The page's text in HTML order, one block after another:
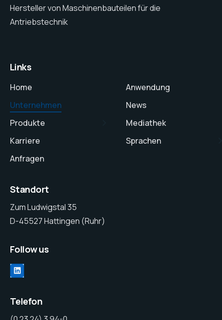
Hersteller von Maschinenbauteilen für die
Antriebstechnik
Links
Home
Unternehmen
Produkte
Karriere
Anfragen
Anwendung
News
Mediathek
Sprachen
Standort
Zum Ludwigstal 35
D-45527 Hattingen (Ruhr)
Follow us
Telefon